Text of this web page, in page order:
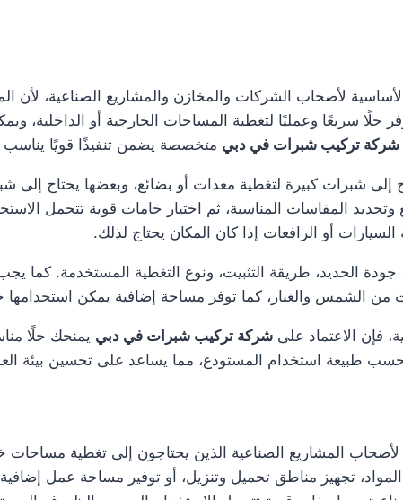
لأصحاب الشركات والمخازن والمشاريع الصناعية، لأن
سريعًا وعمليًا لتغطية المساحات الخارجية أو الداخلية،
شركة تركيب شبرات في دبي متخصصة يضمن تنفيذًا قويًا يناسب
شبرات كبيرة لتغطية معدات أو بضائع، وبعضها يحتاج إلى
وتحديد المقاسات المناسبة، ثم اختيار خامات قوية تتحمل
أو الرافعات إذا كان المكان يحتاج لذلك.
الحديد، طريقة التثبيت، ونوع التغطية المستخدمة. كما
من الشمس والغبار، كما توفر مساحة إضافية يمكن
فإن الاعتماد على شركة تركيب شبرات في دبي يمنحك حلًا
حسب طبيعة استخدام المستودع، مما يساعد على تحسين بيئة
المشاريع الصناعية الذين يحتاجون إلى تغطية مساحات
المواد، تجهيز مناطق تحميل وتنزيل، أو توفير مساحة عمل